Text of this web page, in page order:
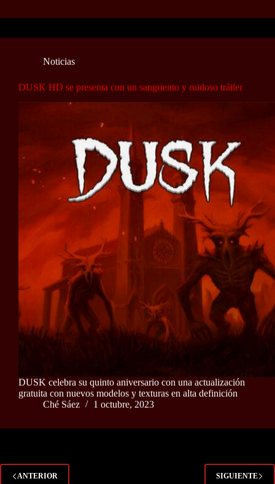
Noticias
DUSK HD se presenta con un sangriento y ruidoso tráiler
DUSK celebra su quinto aniversario con una actualización
gratuita con nuevos modelos y texturas en alta definición
Ché Sáez
1 octubre, 2023
ANTERIOR SIGUIENTE